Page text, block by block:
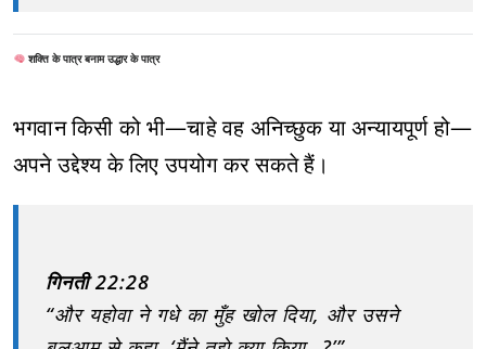
शक्ति के पात्र बनाम उद्धार के पात्र
भगवान किसी को भी—चाहे वह अनिच्छुक या अन्यायपूर्ण हो—
अपने उद्देश्य के लिए उपयोग कर सकते हैं।
गिनती 22:28
“और यहोवा ने गधे का मुँह खोल दिया, और उसने